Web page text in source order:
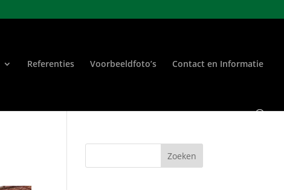
Referenties Voorbeeldfoto’s Contact en Informatie